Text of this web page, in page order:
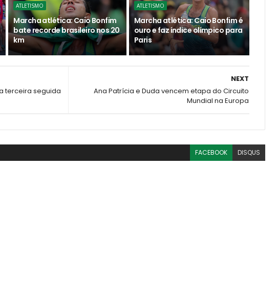
ATLETISMO
Marcha atlética: Caio Bonfim
bate recorde brasileiro nos 20
km
ATLETISMO
Marcha atlética: Caio Bonfim é
ouro e faz índice olímpico para
Paris
NEXT
Ana Patrícia e Duda vencem etapa do Circuito
Mundial na Europa
terceira seguida
FACEBOOK DISQUS